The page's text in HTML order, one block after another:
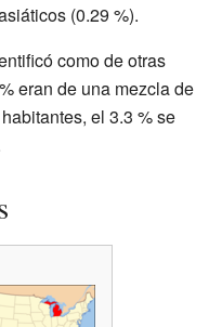
(0.29 %).
como de otras
eran de una mezcla de
el 3.3 % se